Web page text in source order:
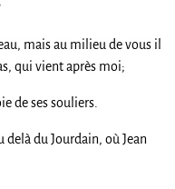
mais au milieu de vous il
qui vient après moi;
de ses souliers.
delà du Jourdain, où Jean